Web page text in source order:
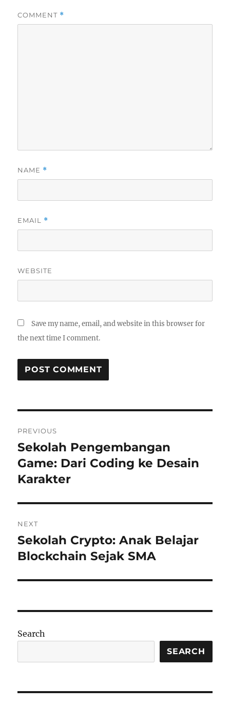
COMMENT *
NAME *
EMAIL *
WEBSITE
Save my name, email, and website in this browser for
the next time I comment.
navigation
PREVIOUS
Previous
post:
Sekolah Pengembangan
Game: Dari Coding ke Desain
Karakter
NEXT
Next
post:
Sekolah Crypto: Anak Belajar
Blockchain Sejak SMA
Search
SEARCH